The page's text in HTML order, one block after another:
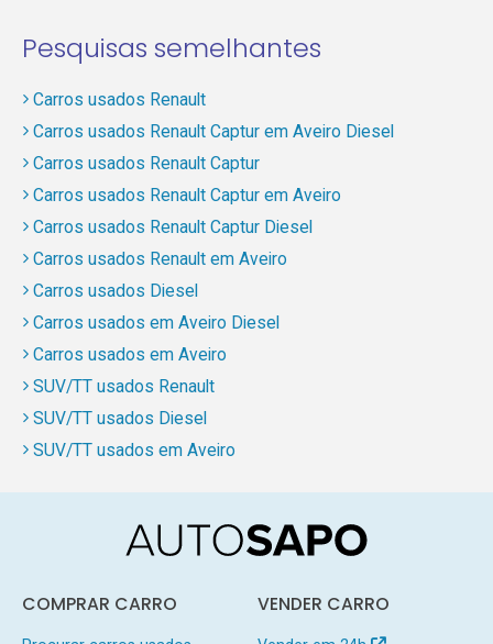
Pesquisas semelhantes
Carros usados Renault
Carros usados Renault Captur em Aveiro Diesel
Carros usados Renault Captur
Carros usados Renault Captur em Aveiro
Carros usados Renault Captur Diesel
Carros usados Renault em Aveiro
Carros usados Diesel
Carros usados em Aveiro Diesel
Carros usados em Aveiro
SUV/TT usados Renault
SUV/TT usados Diesel
SUV/TT usados em Aveiro
COMPRAR CARRO VENDER CARRO